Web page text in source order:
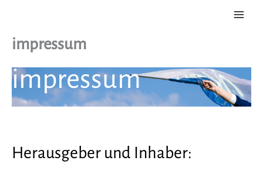
impressum
impressum
Herausgeber und Inhaber: